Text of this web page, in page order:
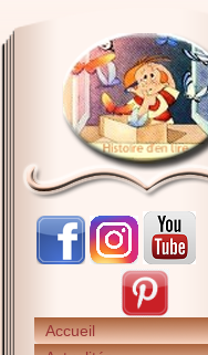
Accueil